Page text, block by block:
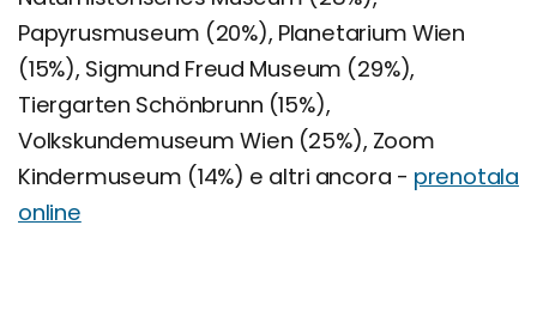
Papyrusmuseum (20%), Planetarium Wien
(15%), Sigmund Freud Museum (29%),
Tiergarten Schönbrunn (15%),
Volkskundemuseum Wien (25%), Zoom
Kindermuseum (14%) e altri ancora - prenotala
online